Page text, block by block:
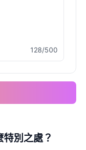
128/500
別之處？